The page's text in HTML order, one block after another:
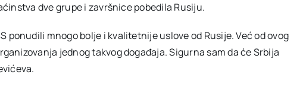
dve grupe i završnice pobedila Rusiju.
ponudili mnogo bolje i kvalitetnije uslove od Rusije. Već od ovog
jednog takvog događaja. Sigurna sam da će Srbija